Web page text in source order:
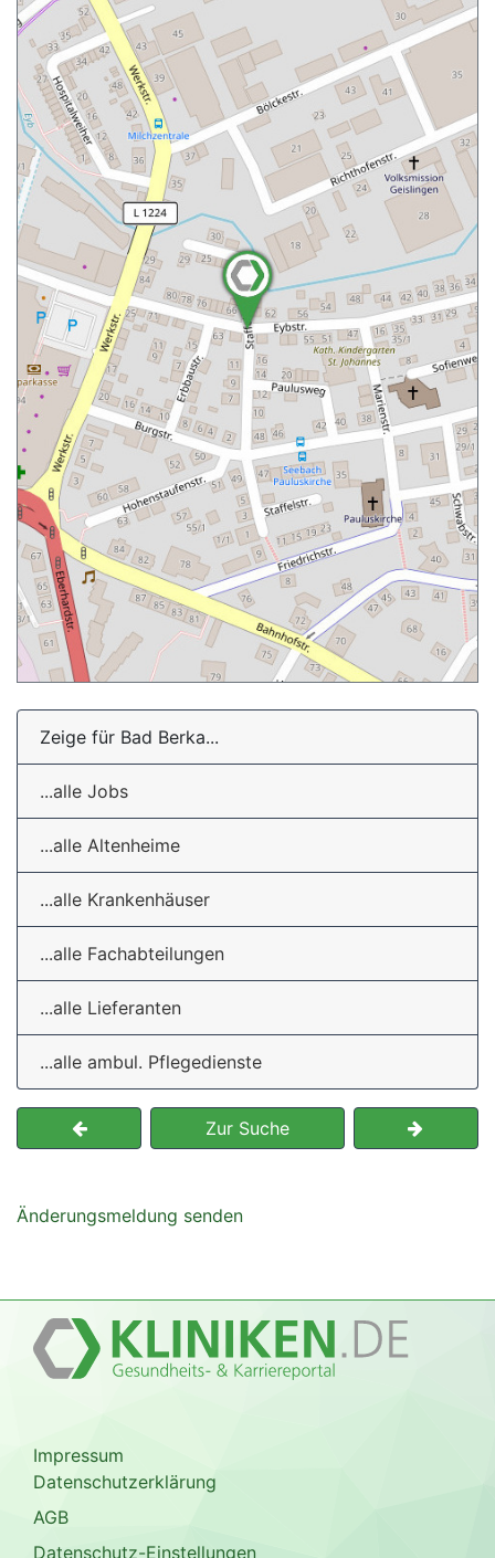
Zeige für Bad Berka...
...alle Jobs
...alle Altenheime
...alle Krankenhäuser
...alle Fachabteilungen
...alle Lieferanten
...alle ambul. Pflegedienste
Zur Suche
Änderungsmeldung senden
Impressum
Datenschutzerklärung
AGB
Datenschutz-Einstellungen